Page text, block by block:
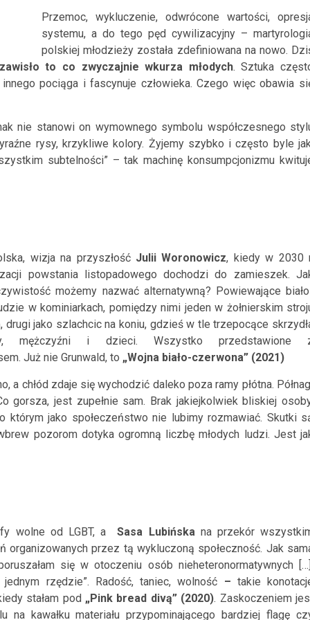
Przemoc, wykluczenie, odwrócone wartości,
systemu, a do tego pęd cywilizacyjny –
polskiej młodzieży została zdefiniowana na nowo.
to co zwyczajnie wkurza młodych. Sztuka
pociąga i fascynuje człowieka. Czego więc obawia
nie stanowi on wymownego symbolu współczesnego
rysy, krzykliwe kolory. Żyjemy szybko i często byle
subtelności” – tak machinę konsumpcjonizmu
wizja na przyszłośćJulii Woronowicz, kiedy w 2030
powstania listopadowego dochodzi do zamieszek.
możemy nazwać alternatywną? Powiewające
w kominiarkach, pomiędzy nimi jeden w żołnierskim
drugi jako szlachcic na koniu, gdzieś w tle trzepocące
mężczyźni i dzieci. Wszystko przedstawione
Już nie Grunwald, to „Wojna biało-czerwona” (2021)
a chłód zdaje się wychodzić daleko poza ramy płótna.
gorsza, jest zupełnie sam. Brak jakiejkolwiek bliskiej
którym jako społeczeństwo nie lubimy rozmawiać. Skutki
pozorom dotyka ogromną liczbę młodych ludzi. Jest
wolne od LGBT, a Sasa Lubińskana przekór
organizowanych przez tą wykluczoną społeczność. Jak
się w otoczeniu osób nieheteronormatywnych
rzędzie”. Radość, taniec, wolność – takie
stałam pod „Pink bread divą” (2020). Zaskoczeniem
na kawałku materiału przypominającego bardziej flagę